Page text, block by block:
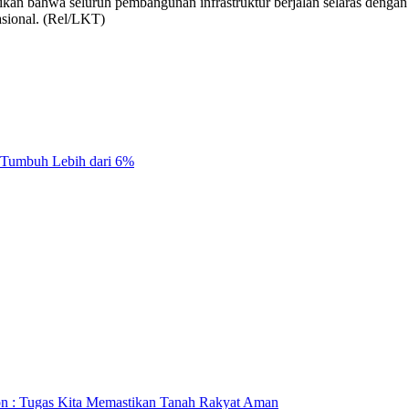
(Rel/LKT)
Lebih dari 6%
Tugas Kita Memastikan Tanah Rakyat Aman